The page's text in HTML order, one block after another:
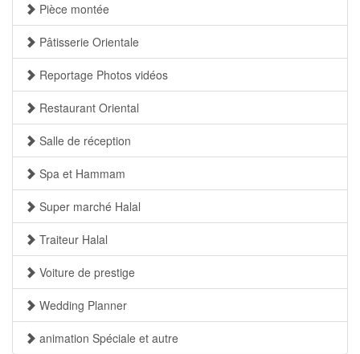
Pièce montée
Pâtisserie Orientale
Reportage Photos vidéos
Restaurant Oriental
Salle de réception
Spa et Hammam
Super marché Halal
Traiteur Halal
Voiture de prestige
Wedding Planner
animation Spéciale et autre